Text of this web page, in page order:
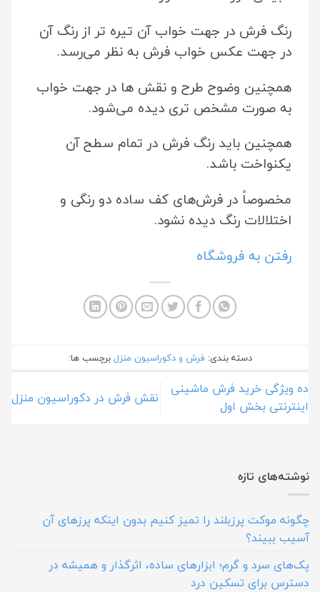
رنگ فرش در جهت خواب آن تیره تر از رنگ آن
در جهت عکس خواب فرش به نظر می‌رسد.
همچنین وضوح طرح و نقش ها در جهت خواب
به صورت مشخص تری دیده می‌شود.
همچنین باید رنگ فرش در تمام سطح آن
یکنواخت باشد.
مخصوصاً در فرش‌های کف ساده دو رنگی و
اختلالات رنگ دیده نشود.
رفتن به فروشگاه
دسته بندی: فرش و دکوراسیون منزلبرچسب ها:
ده ویژگی خرید فرش ماشینی
اینترنتی بخش اول
نقش فرش در دکوراسیون منزل
نوشته‌های تازه
چگونه موکت پرزبلند را تمیز کنیم بدون اینکه پرزهای آن
آسیب ببیند؟
پک‌های سرد و گرم؛ ابزارهای ساده، اثرگذار و همیشه در
دسترس برای تسکین درد